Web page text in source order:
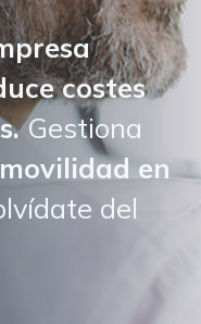
costes
Gestiona
en
del